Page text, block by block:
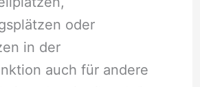
oder
in der
auch für andere